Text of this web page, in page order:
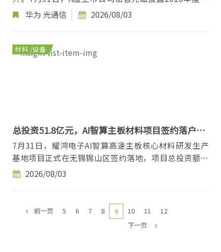
特定对象发行A股股票预案，拟募集资金不超过12.83...
华为 光通信 2026/08/03
材料 /设备
总投资51.8亿元，AI智算主板材料项目签约落户无
锡
7月31日，耀鸿电子AI智算高速主板核心材料研发生产
基地项目正式在无锡锡山区签约落地，项目总投资额达
51.8亿元，无锡市相关领导与企业方共同见证本次...
2026/08/03
前一页 5 6 7 8 9 10 11
12
下一页